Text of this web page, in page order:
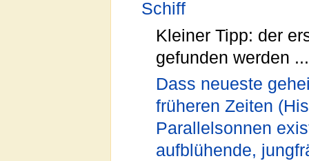
Schiff
Kleiner Tipp: der
gefunden werden ...
Dass neueste
früheren Zeiten
Parallelsonnen
aufblühende,